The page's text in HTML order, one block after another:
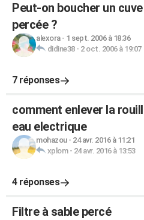
Peut-on boucher un
percée ?
alexora- 1 sept. 2006 à 18:36
didine38- 2 oct. 2006 à 19:07
7 réponses
comment enlever la
eau electrique
mohazou- 24 avr. 2016 à 11:21
xplom- 24 avr. 2016 à 13:53
4 réponses
Filtre à sable percé